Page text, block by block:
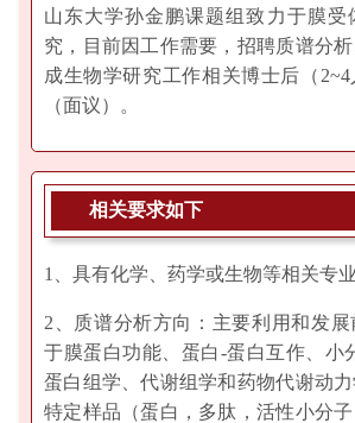
山东大学孙金鹏课题组致力于膜受
究，目前因工作需要，招聘质谱分
成生物学研究工作相关博士后（
（面议）。
相关要求如下
1、具有化学、药学或生物等相关专
2、质谱分析方向：主要利用和发展
于膜蛋白功能、蛋白-蛋白互作、小
蛋白组学、代谢组学和药物代谢动
特定样品（蛋白，多肽，活性小分